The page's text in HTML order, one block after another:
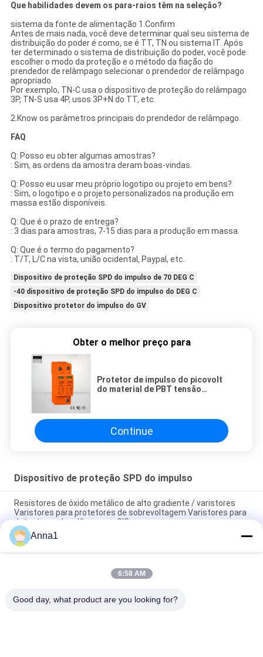
Que habilidades devem os para-raios têm na seleção?
sistema da fonte de alimentação 1.Confirm
Antes de mais nada, você deve determinar qual seu sistema de
distribuição do poder é como, se é TT, TN ou sistema IT. Após
ter determinado o sistema de distribuição do poder, você pode
escolher o modo da proteção e o método da fiação do
prendedor de relâmpago selecionar o prendedor de relâmpago
apropriado.
Por exemplo, TN-C usa o dispositivo de proteção do relâmpago
3P, TN-S usa 4P, usos 3P+N do TT, etc.
2.Know os parâmetros principais do prendedor de relâmpago.
FAQ
Q: Posso eu obter algumas amostras?
: Sim, as ordens da amostra deram boas-vindas.
Q: Posso eu usar meu próprio logotipo ou projeto em bens?
: Sim, o logotipo e o projeto personalizados na produção em
massa estão disponíveis.
Q: Que é o prazo de entrega?
: 3 dias para amostras, 7-15 dias para a produção em massa.
Q: Que é o termo do pagamento?
: T/T, L/C na vista, união ocidental, Paypal, etc.
Dispositivo de proteção SPD do impulso de 70 DEG C
-40 dispositivo de proteção SPD do impulso do DEG C
Dispositivo protetor do impulso do GV
Obter o melhor preço para
Protetor de impulso do picovolt
do material de PBT tensão
Continue
Dispositivo de proteção SPD do impulso
Resistores de óxido metálico de alto gradiente / varistores
Varistores para protetores de sobrevoltagem Varistores para
detectores de relâmpagos GIS
Folhas de Varistor / Resistor de Alto Desempenho para Pára-
raios
Série de abrigo material termoplástico vermelha do SPD II40X
Anna1
6:58 AM
Good day, what product are you looking for?